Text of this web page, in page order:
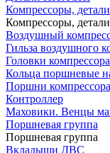
Компрессоры,
Компрессоры,
Воздушный
Гильза воздушного
Головки компрессора
Кольца поршневые
Поршни компрессора
Контроллер
Маховики. Венцы
Поршневая группа
Поршневая группа
Вкладыши ДВС